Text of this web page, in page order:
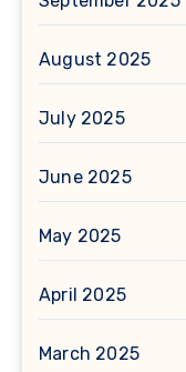
August 2025
July 2025
June 2025
May 2025
April 2025
March 2025